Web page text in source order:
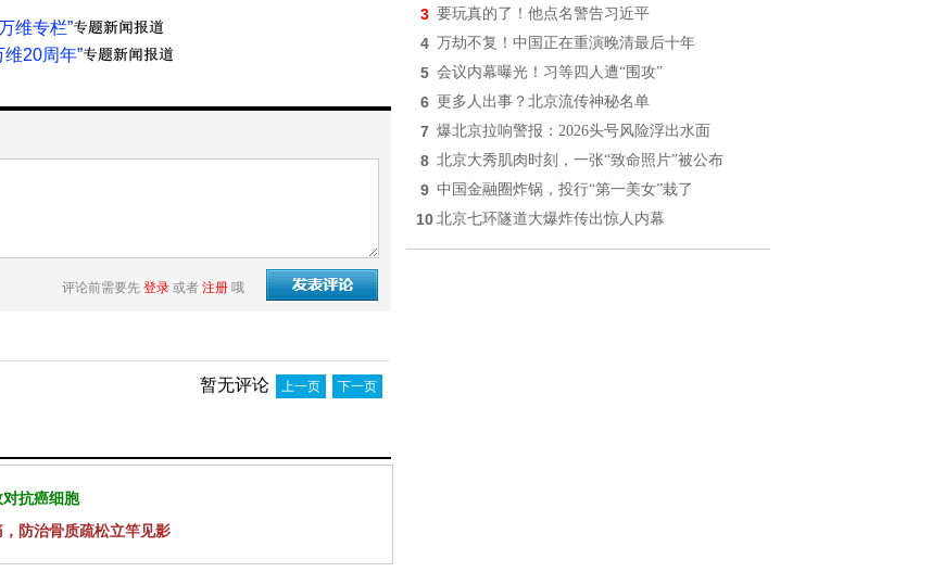
维专栏”
维20周年”
评论前需要先 登录 或者 注册 哦
暂无评论 上一页 下一页
抗癌细胞
防治骨质疏松立竿见影
3 要玩真的了！他点名警告习近平
4 万劫不复！中国正在重演晚清最后十年
5 会议内幕曝光！习等四人遭“围攻”
6 更多人出事？北京流传神秘名单
7 爆北京拉响警报：2026头号风险浮出水面
8 北京大秀肌肉时刻，一张“致命照片”被公布
9 中国金融圈炸锅，投行“第一美女”栽了
10 北京七环隧道大爆炸传出惊人内幕